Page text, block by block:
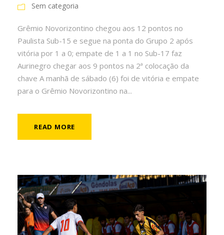
Sem categoria
Grêmio Novorizontino chegou aos 12 pontos no
Paulista Sub-15 e segue na ponta do Grupo 2 após
vitória por 1 a 0; empate de 1 a 1 no Sub-17 faz
Aurinegro chegar aos 9 pontos na 2ª colocação da
chave A manhã de sábado (6) foi de vitória e empate
para o Grêmio Novorizontino na...
READ MORE